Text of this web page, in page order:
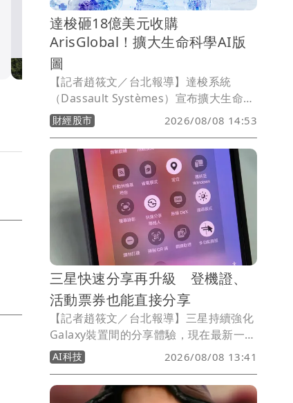
熊本地震增至39死 志工陸
入災區協助
國際
達梭砸18億美元收購
ArisGlobal！擴大生命科學AI版
圖
【記者趙筱文／台北報導】達梭系統
（Dassault Systèmes）宣布擴大生命科
學與AI版圖，已簽署最終協議，計畫以約
18億美元（約台幣540億元）現金收購AI
原生企業級法規遵循平台業者
ArisGlobal，並視未來多年AI相關營收目
標達成情況，額外支付最高2億美元對
價，意味整體交易規模最高可達20億美
財經股市 2026/08/08 14:53
三星快速分享再升級 登機證、
活動票券也能直接分享
【記者趙筱文／台北報導】三星持續強化
Galaxy裝置間的分享體驗，現在最新一波
Quick Share更新還加入Samsung
Wallet支援，也就是說未來用戶除了照
片、影片與文件外，就連活動票券、登機
AI科技 2026/08/08 13:41